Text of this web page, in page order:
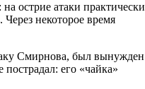
острие атаки практически
некоторое время
Смирнова, был вынужден
его «чайка»